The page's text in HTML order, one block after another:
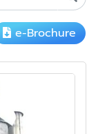
e-Brochure